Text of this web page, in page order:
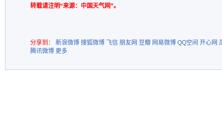
转载请注明“来源：中国天气网”。
分享到： 新浪微博 搜狐微博 飞信 朋友网 豆瓣 网易微博 QQ空间 开心网
腾讯微博 更多